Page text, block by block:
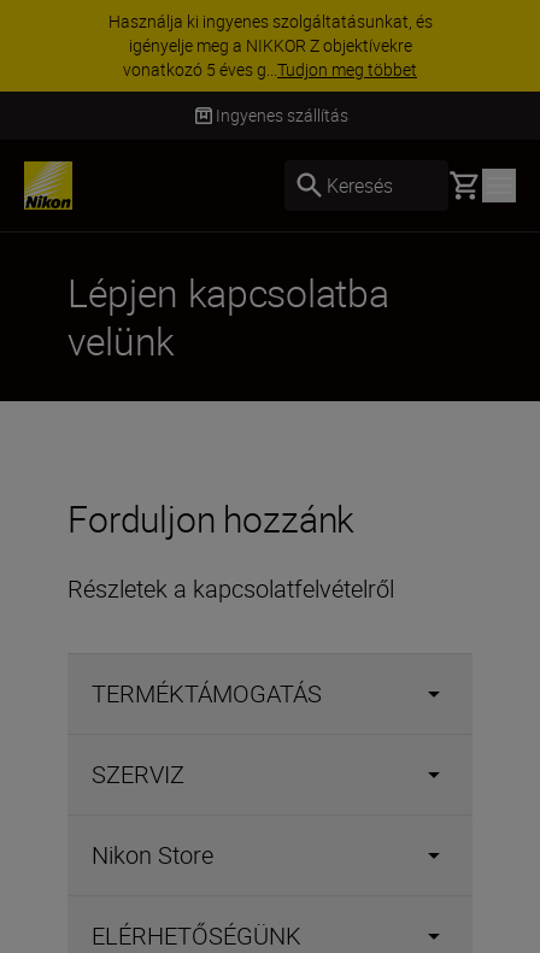
Használja ki ingyenes szolgáltatásunkat, és
igényelje meg a NIKKOR Z objektívekre
vonatkozó 5 éves g...Tudjon meg többet
Ingyenes szállítás
Keresés Basket
Lépjen kapcsolatba
velünk
Forduljon hozzánk
Részletek a kapcsolatfelvételről
TERMÉKTÁMOGATÁS
SZERVIZ
Nikon Store
ELÉRHETŐSÉGÜNK